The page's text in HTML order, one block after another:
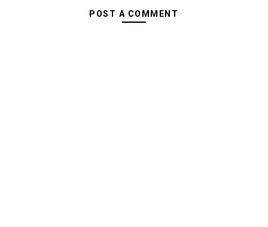
POST A COMMENT